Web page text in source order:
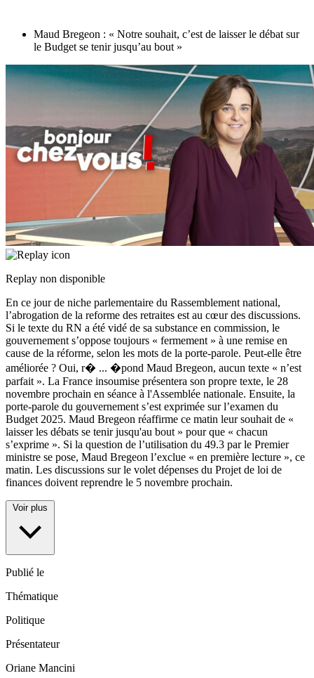
Maud Bregeon : « Notre souhait, c’est de laisser le débat sur
le Budget se tenir jusqu’au bout »
Replay non disponible
En ce jour de niche parlementaire du Rassemblement national,
l’abrogation de la reforme des retraites est au cœur des discussions.
Si le texte du RN a été vidé de sa substance en commission, le
gouvernement s’oppose toujours « fermement » à une remise en
cause de la réforme, selon les mots de la porte-parole. Peut-elle être
améliorée ? Oui, r� ... �pond Maud Bregeon, aucun texte « n’est
parfait ». La France insoumise présentera son propre texte, le 28
novembre prochain en séance à l'Assemblée nationale. Ensuite, la
porte-parole du gouvernement s’est exprimée sur l’examen du
Budget 2025. Maud Bregeon réaffirme ce matin leur souhait de «
laisser les débats se tenir jusqu'au bout » pour que « chacun
s’exprime ». Si la question de l’utilisation du 49.3 par le Premier
ministre se pose, Maud Bregeon l’exclue « en première lecture », ce
matin. Les discussions sur le volet dépenses du Projet de loi de
finances doivent reprendre le 5 novembre prochain.
Voir plus
Publié le
Thématique
Politique
Présentateur
Oriane Mancini